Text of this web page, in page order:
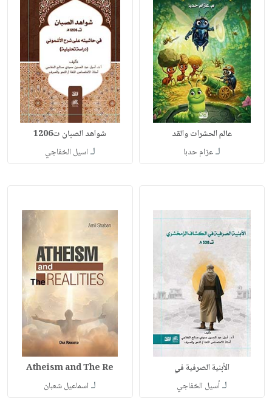
عالم الحشرات والقد
لـعزام حدبا
شواهد الصبان ت1206
لـ اسيل الخفاجي
الأبنية الصرفية في
لـأسيل الخفاجي
Atheism and The Re
لـ اسماعيل شعبان